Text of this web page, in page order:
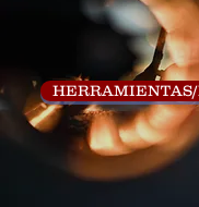
HERRAMIENTAS/